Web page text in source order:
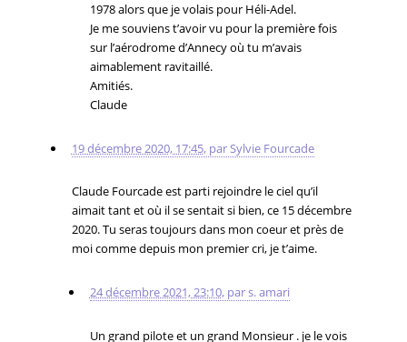
1978 alors que je volais pour Héli-Adel.
Je me souviens t’avoir vu pour la première fois
sur l’aérodrome d’Annecy où tu m’avais
aimablement ravitaillé.
Amitiés.
Claude
19 décembre 2020, 17:45, parSylvie Fourcade
Claude Fourcade est parti rejoindre le ciel qu’il
aimait tant et où il se sentait si bien, ce 15 décembre
2020. Tu seras toujours dans mon coeur et près de
moi comme depuis mon premier cri, je t’aime.
24 décembre 2021, 23:10, pars. amari
Un grand pilote et un grand Monsieur . je le vois